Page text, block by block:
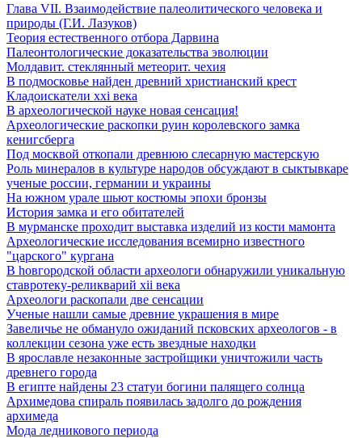
Глава VII. Взаимодействие палеолитического человека и
природы (Г.И. Лазуков)
Теория естественного отбора Дарвина
Палеонтологические доказательства эволюции
Молдавит. стеклянный метеорит. чехия
В подмосковье найден древний христианский крест
Кладоискатели xxi века
В археологической науке новая сенсация!
Археологические раскопки руин королевского замка
кенигсберга
Под москвой откопали древнюю слесарную мастерскую
Роль минералов в культуре народов обсуждают в сыктывкаре
ученые россии, германии и украины
На южном урале шьют костюмы эпохи бронзы
История замка и его обитателей
В мурманске проходит выставка изделий из кости мамонта
Археологические исследования всемирно известного
"царского" кургана
В hовгородской области археологи обнаружили уникальную
ставротеку-реликварий xii века
Археологи раскопали две сенсации
Ученые нашли самые древние украшения в мире
Завеличье не обмануло ожиданий псковских археологов - в
коллекции сезона уже есть звездные находки
В ярославле незаконные застройщики уничтожили часть
древнего города
В египте найдены 23 статуи богини палящего солнца
Архимедова спираль появилась задолго до рождения
архимеда
Мода ледникового периода